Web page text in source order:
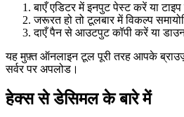
बाएँ एडिटर में इनपुट पेस्ट करें या
जरूरत हो तो टूलबार में विकल्प
दाएँ पैन से आउटपुट कॉपी करें या
यह मुफ़्त ऑनलाइन टूल पूरी तरह आपके
सर्वर पर अपलोड।
हेक्स से डेसिमल के बारे में